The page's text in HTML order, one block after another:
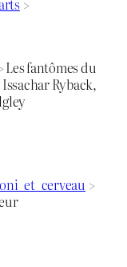
>
Les fantômes du
Ryback,
>